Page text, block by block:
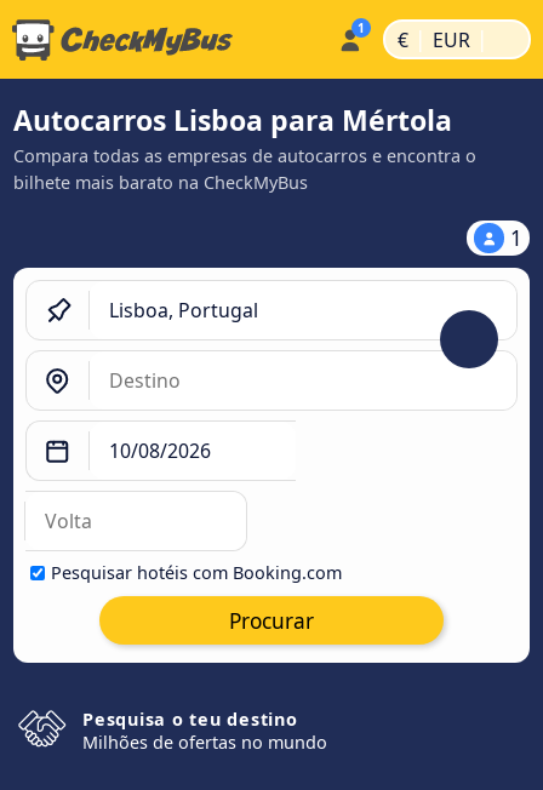
€ | EUR |
Autocarros Lisboa para Mértola
Compara todas as empresas de autocarros e encontra o
bilhete mais barato na CheckMyBus
1
Pesquisar hotéis com Booking.com
Procurar
Pesquisa o teu destino
Milhões de ofertas no mundo